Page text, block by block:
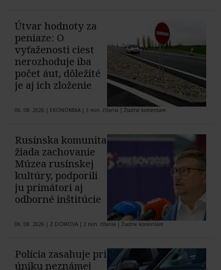
Útvar hodnoty za
peniaze: O
vyťaženosti ciest
nerozhoduje iba
počet áut, dôležité
je aj ich zloženie
06. 08. 2026 | EKONOMIKA | 3 min. čítania | Žiadne komentáre
Rusínska komunita
žiada zachovanie
Múzea rusínskej
kultúry, podporili
ju primátori aj
odborné inštitúcie
06. 08. 2026 | Z DOMOVA | 2 min. čítania | Žiadne komentáre
Polícia zasahuje pri
úniku neznámej